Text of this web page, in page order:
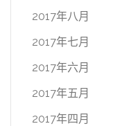
2017年八月
2017年七月
2017年六月
2017年五月
2017年四月